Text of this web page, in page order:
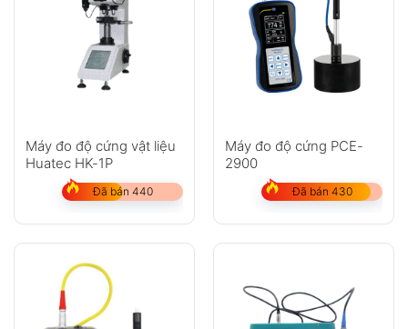
Máy đo độ cứng vật liệu
Huatec HK-1P
Đã bán 440
Máy đo độ cứng PCE-
2900
Đã bán 430